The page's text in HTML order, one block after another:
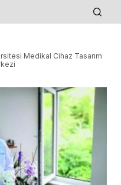
Medikal Cihaz Tasarım